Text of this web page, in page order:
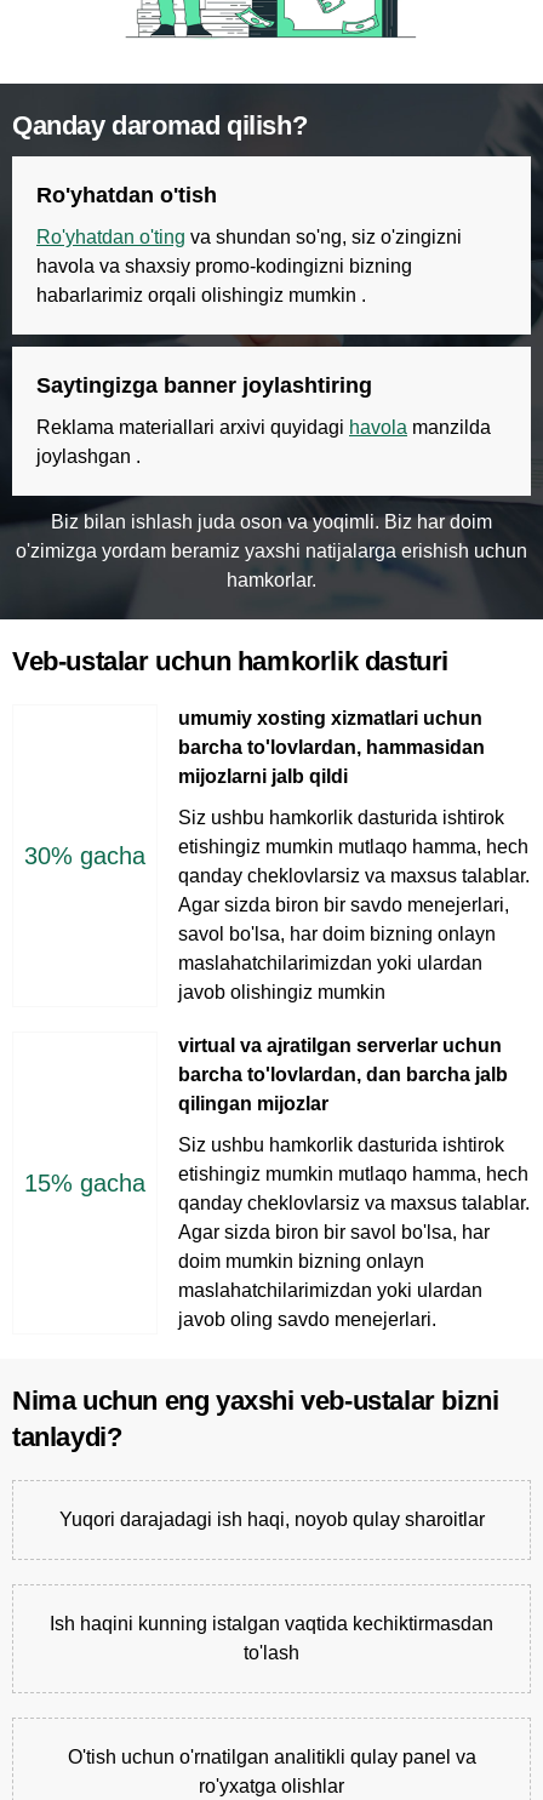
Qanday daromad qilish?
Ro'yhatdan o'tish
Ro'yhatdan o'ting va shundan so'ng, siz o'zingizni
havola va shaxsiy promo-kodingizni bizning
habarlarimiz orqali olishingiz mumkin .
Saytingizga banner joylashtiring
Reklama materiallari arxivi quyidagi havola manzilda
joylashgan .
Biz bilan ishlash juda oson va yoqimli. Biz har doim
o'zimizga yordam beramiz yaxshi natijalarga erishish uchun
hamkorlar.
Veb-ustalar uchun hamkorlik dasturi
30% gacha
umumiy xosting xizmatlari uchun
barcha to'lovlardan, hammasidan
mijozlarni jalb qildi
Siz ushbu hamkorlik dasturida ishtirok
etishingiz mumkin mutlaqo hamma, hech
qanday cheklovlarsiz va maxsus talablar.
Agar sizda biron bir savdo menejerlari,
savol bo'lsa, har doim bizning onlayn
maslahatchilarimizdan yoki ulardan
javob olishingiz mumkin
15% gacha
virtual va ajratilgan serverlar uchun
barcha to'lovlardan, dan barcha jalb
qilingan mijozlar
Siz ushbu hamkorlik dasturida ishtirok
etishingiz mumkin mutlaqo hamma, hech
qanday cheklovlarsiz va maxsus talablar.
Agar sizda biron bir savol bo'lsa, har
doim mumkin bizning onlayn
maslahatchilarimizdan yoki ulardan
javob oling savdo menejerlari.
Nima uchun eng yaxshi veb-ustalar bizni
tanlaydi?
Yuqori darajadagi ish haqi, noyob qulay sharoitlar
Ish haqini kunning istalgan vaqtida kechiktirmasdan
to'lash
O'tish uchun o'rnatilgan analitikli qulay panel va
ro'yxatga olishlar